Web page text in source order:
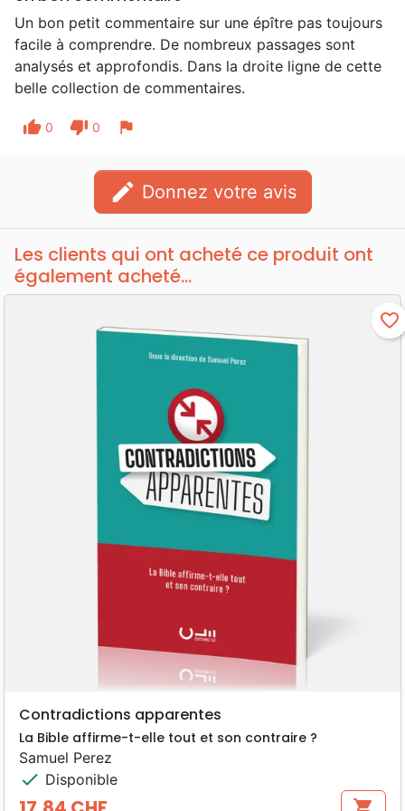
Un bon petit commentaire sur une épître pas toujours
facile à comprendre. De nombreux passages sont
analysés et approfondis. Dans la droite ligne de cette
belle collection de commentaires.
thumb_up 0 thumb_down 0 flag
edit Donnez votre avis
Les clients qui ont acheté ce produit ont
également acheté...
favorite_border
Contradictions apparentes
La Bible affirme-t-elle tout et son contraire ?
Samuel Perez
check Disponible